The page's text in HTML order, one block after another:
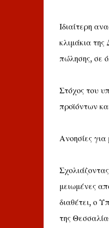
Ιδιαίτερη
κλιμάκια
πώλησης, σε
Στόχος του
προϊόντων
Ανοησίες για
μειωμένες
διαθέτει, ο
της